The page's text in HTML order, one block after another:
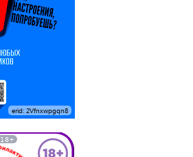
erid: 2Vfnxwpgqn8
18+